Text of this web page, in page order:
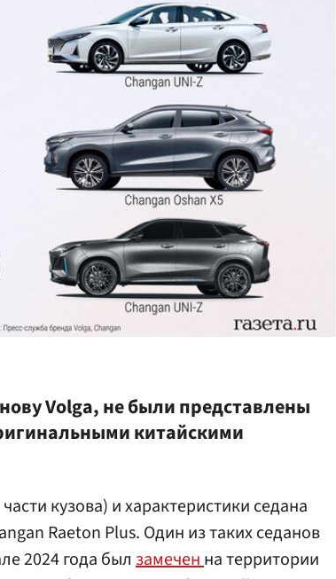
Volga, не были представлены
китайскими
кузова) и характеристики седана
Raeton Plus. Один из таких седанов
2024 года был замеченна территории